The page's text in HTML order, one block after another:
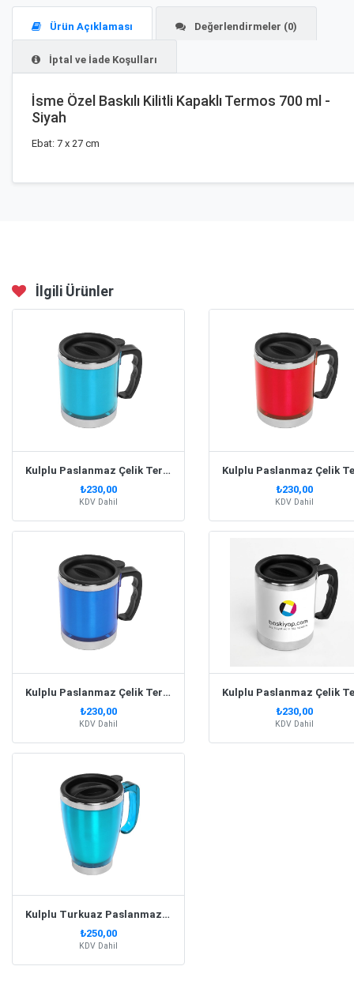
Ürün Açıklaması Değerlendirmeler (0)
İptal ve İade Koşulları
İsme Özel Baskılı Kilitli Kapaklı Termos 700 ml -
Siyah
Ebat: 7 x 27 cm
İlgili Ürünler
Kulplu Paslanmaz Çelik Termos Kupa 330 Ml – Turkuaz
₺230,00
KDV Dahil
₺230,00
KDV Dahil
Kulplu Paslanmaz Çelik Termos Kupa 330 Ml – Lacivert
₺230,00
KDV Dahil
₺230,00
KDV Dahil
Kulplu Turkuaz Paslanmaz Çelik Termos Kupa – 415 Ml
₺250,00
KDV Dahil